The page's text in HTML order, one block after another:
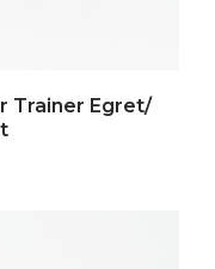
Trainer Egret/